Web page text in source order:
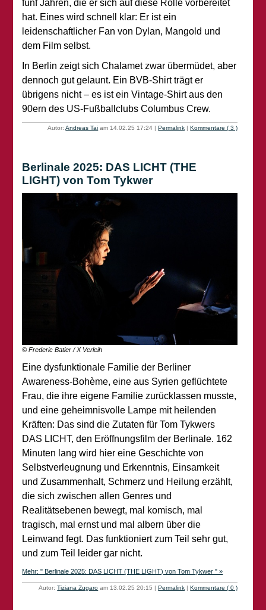
fünf Jahren, die er sich auf diese Rolle vorbereitet
hat. Eines wird schnell klar: Er ist ein
leidenschaftlicher Fan von Dylan, Mangold und
dem Film selbst.
In Berlin zeigt sich Chalamet zwar übermüdet, aber
dennoch gut gelaunt. Ein BVB-Shirt trägt er
übrigens nicht – es ist ein Vintage-Shirt aus den
90ern des US-Fußballclubs Columbus Crew.
Autor:Andreas Tai am 14.02.25 17:24 |Permalink |Kommentare ( 3 )
Berlinale 2025: DAS LICHT (THE
LIGHT) von Tom Tykwer
© Frederic Batier / X Verleih
Eine dysfunktionale Familie der Berliner
Awareness-Bohème, eine aus Syrien geflüchtete
Frau, die ihre eigene Familie zurücklassen musste,
und eine geheimnisvolle Lampe mit heilenden
Kräften: Das sind die Zutaten für Tom Tykwers
DAS LICHT, den Eröffnungsfilm der Berlinale. 162
Minuten lang wird hier eine Geschichte von
Selbstverleugnung und Erkenntnis, Einsamkeit
und Zusammenhalt, Schmerz und Heilung erzählt,
die sich zwischen allen Genres und
Realitätsebenen bewegt, mal komisch, mal
tragisch, mal ernst und mal albern über die
Leinwand fegt. Das funktioniert zum Teil sehr gut,
und zum Teil leider gar nicht.
Mehr: " Berlinale 2025: DAS LICHT (THE LIGHT) von Tom Tykwer " »
Autor:Tiziana Zugaro am 13.02.25 20:15 |Permalink |Kommentare ( 0 )